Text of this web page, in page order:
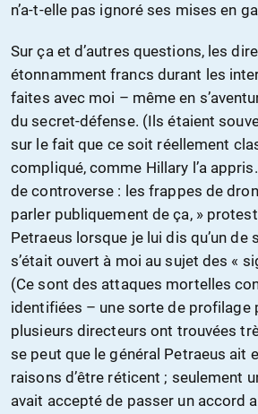
n’a-t-elle pas ignoré ses mises en
Sur ça et d’autres questions, les
étonnamment francs durant les
faites avec moi – même en
du secret-défense. (Ils étaient
sur le fait que ce soit réellement
compliqué, comme Hillary l’a
de controverse : les frappes de
parler publiquement de ça, »
Petraeus lorsque je lui dis qu’un de
s’était ouvert à moi au sujet des «
(Ce sont des attaques mortelles
identifiées – une sorte de profilage
plusieurs directeurs ont trouvées
se peut que le général Petraeus ait
raisons d’être réticent ; seulement
avait accepté de passer un accord